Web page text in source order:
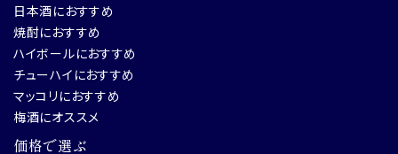
日本酒におすすめ
焼酎におすすめ
ハイボールにおすすめ
チューハイにおすすめ
マッコリにおすすめ
梅酒にオススメ
価格で選ぶ